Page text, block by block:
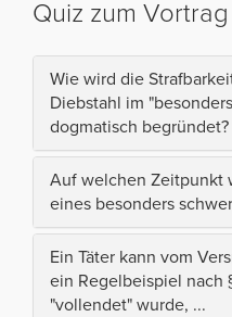
Quiz zum Vortrag
Wie wird die
Diebstahl im
dogmatisch begründet?
Auf welchen Zeitpunkt
eines besonders
Ein Täter kann vom
ein Regelbeispiel nach
"vollendet" wurde, ...